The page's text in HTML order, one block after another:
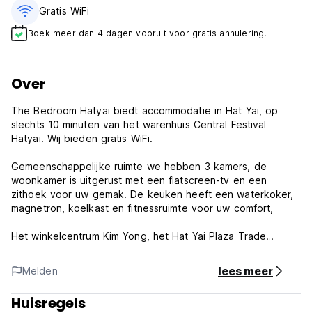
Gratis WiFi
Boek meer dan 4 dagen vooruit voor gratis annulering.
Over
The Bedroom Hatyai biedt accommodatie in Hat Yai, op
slechts 10 minuten van het warenhuis Central Festival
Hatyai. Wij bieden gratis WiFi.
Gemeenschappelijke ruimte we hebben 3 kamers, de
woonkamer is uitgerust met een flatscreen-tv en een
zithoek voor uw gemak. De keuken heeft een waterkoker,
magnetron, koelkast en fitnessruimte voor uw comfort,
Het winkelcentrum Kim Yong, het Hat Yai Plaza Trade
internationale luchthaven van Hat Yai op 13 km.
The Bedroom Hatyai is een geweldige keuze voor reizigers
die geïnteresseerd zijn in vriendelijke mensen, street food
Melden lees meer
Huisregels